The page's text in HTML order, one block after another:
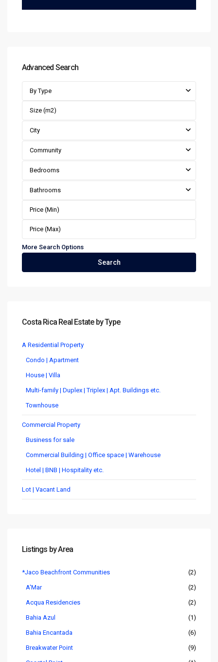
Advanced Search
By Type
City
Community
Bedrooms
Bathrooms
More Search Options
Search
Costa Rica Real Estate by Type
A Residential Property
Condo | Apartment
House | Villa
Multi-family | Duplex | Triplex | Apt. Buildings etc.
Townhouse
Commercial Property
Business for sale
Commercial Building | Office space | Warehouse
Hotel | BNB | Hospitality etc.
Lot | Vacant Land
Listings by Area
*Jaco Beachfront Communities (2)
A'Mar (2)
Acqua Residencies (2)
Bahia Azul (1)
Bahia Encantada (6)
Breakwater Point (9)